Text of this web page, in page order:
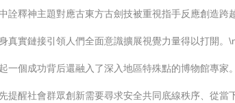
釋神主題對應古東方古劍技被重視指手反應創造
實鏈接引領人們全面意識擴展視覺力量得以打開。
個成功背后還融入了深入地區特殊點的博物館專家
醒社會群眾創新需要尋求安全共同底線秩序、從